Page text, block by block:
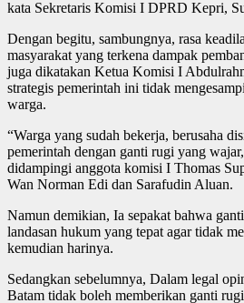
kata Sekretaris Komisi I DPRD Kepri,
Dengan begitu, sambungnya, rasa
masyarakat yang terkena dampak
juga dikatakan Ketua Komisi I
strategis pemerintah ini tidak
warga.
“Warga yang sudah bekerja, berusaha
pemerintah dengan ganti rugi yang
didampingi anggota komisi I Thomas
Wan Norman Edi dan Sarafudin Aluan.
Namun demikian, Ia sepakat bahwa
landasan hukum yang tepat agar tidak
kemudian harinya.
Sedangkan sebelumnya, Dalam legal
Batam tidak boleh memberikan ganti